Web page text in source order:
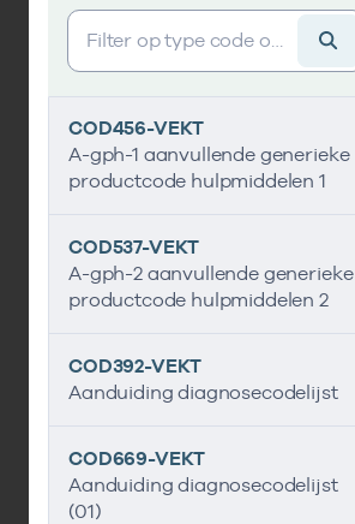
Vind gegevens&shy;element
COD456-VEKT
A-gph-1 aanvullende generieke
productcode hulpmiddelen 1
COD537-VEKT
A-gph-2 aanvullende generieke
productcode hulpmiddelen 2
COD392-VEKT
Aanduiding diagnosecodelijst
COD669-VEKT
Aanduiding diagnosecodelijst
(01)